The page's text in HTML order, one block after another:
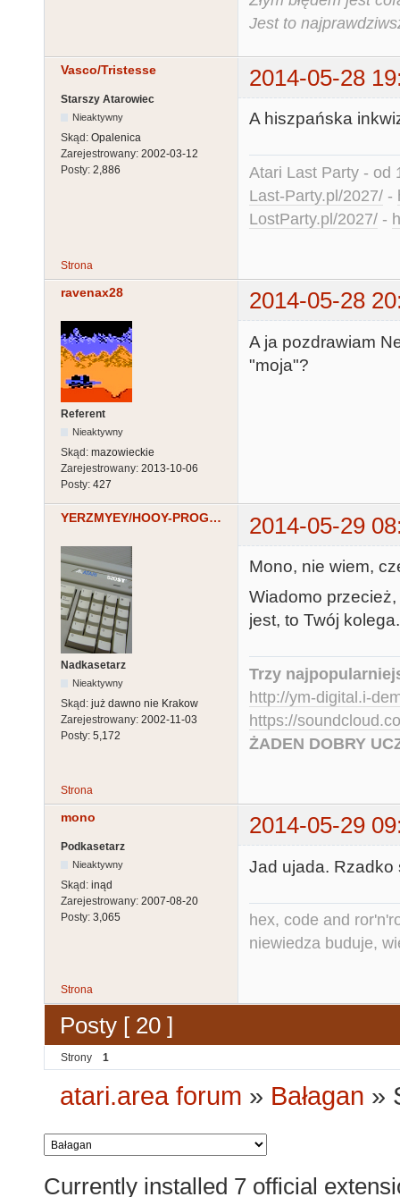
Jest to
Vasco/Tristesse 2014-05-28
Starszy Atarowiec
Nieaktywny
Skąd: Opalenica
Zarejestrowany: 2002-03-12
Posty: 2,886
A hiszpańska
Atari Last Party - od
Last-Party.pl/2027/ -
LostParty.pl/2027/ -
Strona
ravenax28 2014-05-28
Referent
Nieaktywny
Skąd: mazowieckie
Zarejestrowany: 2013-10-06
Posty: 427
A ja pozdrawiam
"moja"?
YERZMYEY/HOOY-PROGRAM 2014-05-29
Nadkasetarz
Nieaktywny
Skąd: już dawno nie Krakow
Zarejestrowany: 2002-11-03
Posty: 5,172
Mono, nie wiem,
Wiadomo
jest, to Twój kolega.
Trzy
http://ym-digital.i-
https://
ŻADEN DOBRY
Strona
mono 2014-05-29
Podkasetarz
Nieaktywny
Skąd: inąd
Zarejestrowany: 2007-08-20
Posty: 3,065
Jad ujada. Rzadko
hex, code and
niewiedza buduje,
Strona
Posty [ 20 ]
Strony 1
atari.area forum » Bałagan »
Currently installed 7 official